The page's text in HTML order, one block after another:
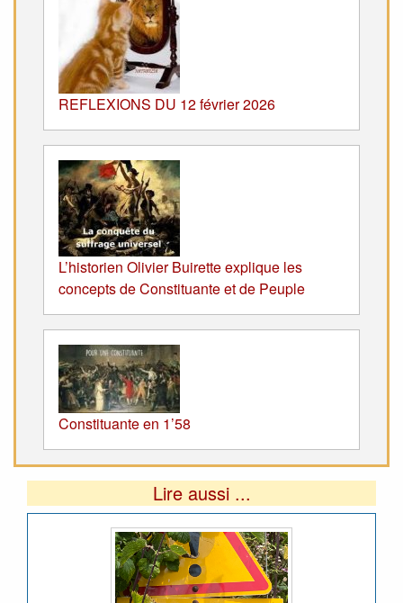
REFLEXIONS DU 12 février 2026
L’historien Olivier Buirette explique les
concepts de Constituante et de Peuple
Constituante en 1’58
Lire aussi ...